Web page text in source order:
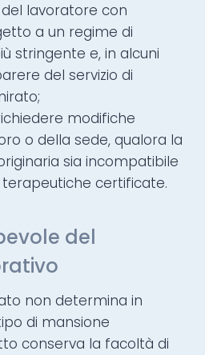
lavoratore con
a un regime di
stringente e, in alcuni
del servizio di
modifiche
o della sede, qualora la
sia incompatibile
certificate.
del
non determina in
di mansione
conserva la facoltà di